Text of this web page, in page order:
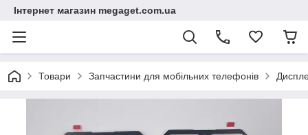
Інтернет магазин megaget.com.ua
Товари Запчастини для мобільних телефонів